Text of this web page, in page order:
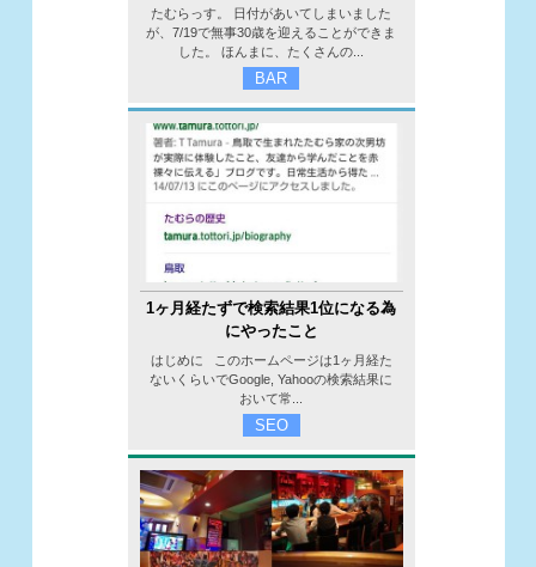
たむらっす。 日付があいてしまいました
が、7/19で無事30歳を迎えることができま
した。 ほんまに、たくさんの...
BAR
1ヶ月経たずで検索結果1位になる為
にやったこと
はじめに このホームページは1ヶ月経た
ないくらいでGoogle, Yahooの検索結果に
おいて常...
SEO